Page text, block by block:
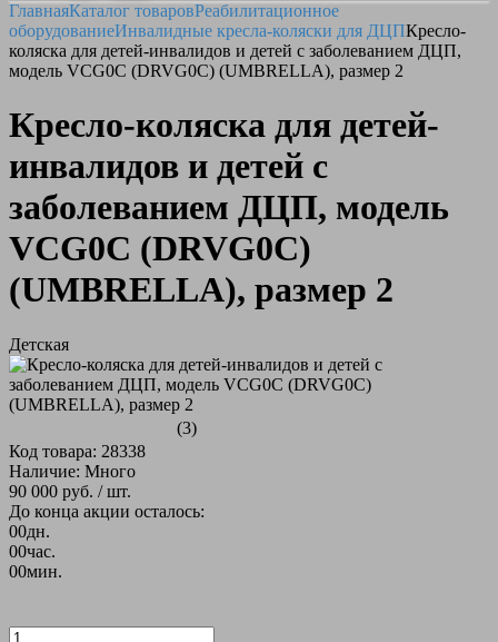
ГлавнаяКаталог товаровРеабилитационное
оборудованиеИнвалидные кресла-коляски для ДЦПКресло-
коляска для детей-инвалидов и детей с заболеванием ДЦП,
модель VCG0C (DRVG0C) (UMBRELLA), размер 2
Кресло-коляска для детей-
инвалидов и детей с
заболеванием ДЦП, модель
VCG0C (DRVG0C)
(UMBRELLA), размер 2
Детская
(3)
Код товара: 28338
Наличие: Много
90 000 руб. / шт.
До конца акции осталось:
00дн.
00час.
00мин.